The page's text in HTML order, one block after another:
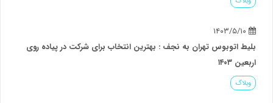
۱۴۰۳/۵/۱۰
بلیط اتوبوس تهران به نجف : بهترین انتخاب برای شرکت در پیاده روی
اربعین ۱۴۰۳
وبلاگ